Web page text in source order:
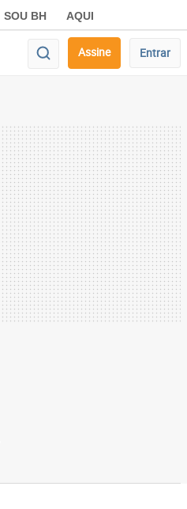
SOU BH AQUI
Assine Entrar